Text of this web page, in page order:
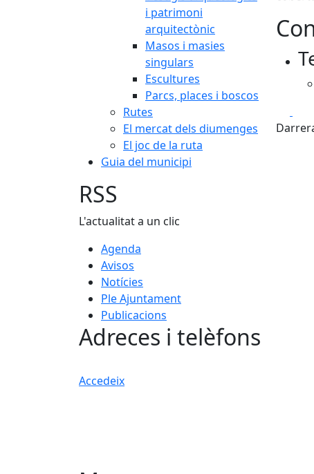
i patrimoni
arquitectònic
Masos i masies
singulars
Escultures
Parcs, places i boscos
Rutes
El mercat dels diumenges
El joc de la ruta
Guia del municipi
RSS
L'actualitat a un clic
Agenda
Avisos
Notícies
Ple Ajuntament
Publicacions
Adreces i telèfons
Accedeix